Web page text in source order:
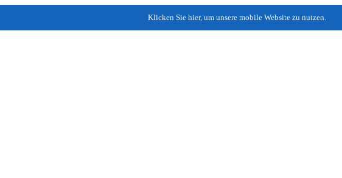
Klicken Sie hier, um unsere mobile Website zu nutzen.